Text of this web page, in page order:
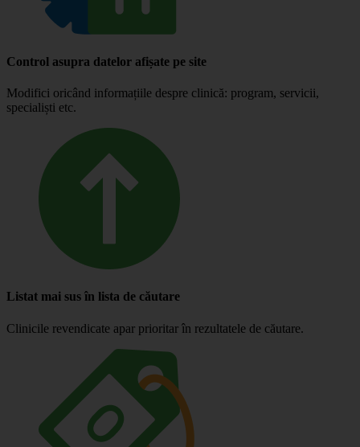
Control asupra datelor afișate pe site
Modifici oricând informațiile despre clinică: program, servicii,
specialiști etc.
Listat mai sus în lista de căutare
Clinicile revendicate apar prioritar în rezultatele de căutare.